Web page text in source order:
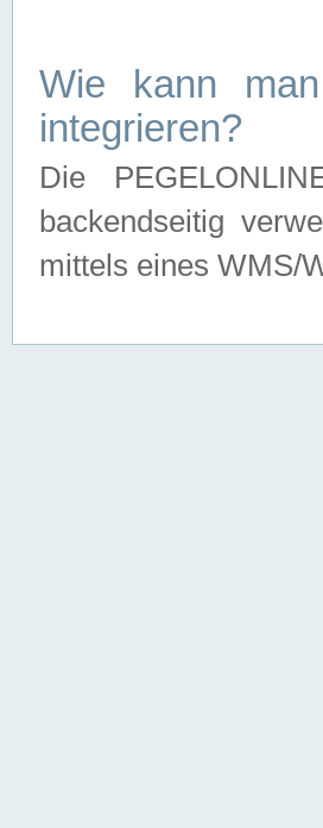
Wie kann
integrieren?
Die
backendseitig
mittels eines WMS/